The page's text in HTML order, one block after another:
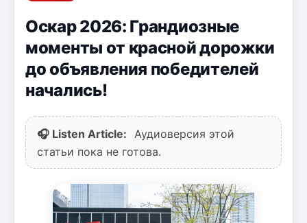
Оскар 2026: Грандиозные
моменты от красной дорожки
до объявления победителей
начались!
🎧 Listen Article:
Аудиоверсия этой
статьи пока не готова.